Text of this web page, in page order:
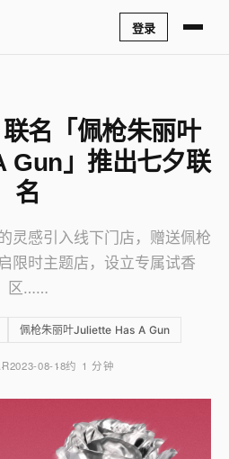
登录
联名「佩枪朱丽叶
Gun」推出七夕联
名
灵感引入线下门店，赠送佩枪
限时主题店，设立专属试香
区……
佩枪朱丽叶Juliette Has A Gun
2023-08-18约 1 分钟